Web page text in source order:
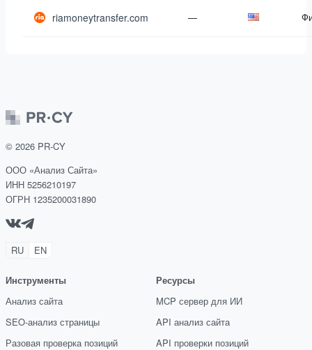
riamoneytransfer.com —
© 2026 PR-CY
ООО «Анализ Сайта»
ИНН 5256210197
ОГРН 1235200031890
RU EN
Инструменты
Анализ сайта
SEO-анализ страницы
Разовая проверка позиций
Ресурсы
MCP сервер для ИИ
API анализ сайта
API проверки позиций